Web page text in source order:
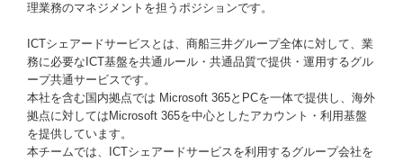
理業務のマネジメントを担うポジションです。
ICTシェアードサービスとは、商船三井グループ全体に対して、業
務に必要なICT基盤を共通ルール・共通品質で提供・運用するグル
ープ共通サービスです。
本社を含む国内拠点では Microsoft 365とPCを一体で提供し、海外
拠点に対してはMicrosoft 365を中心としたアカウント・利用基盤
を提供しています。
本チームでは、ICTシェアードサービスを利用するグループ会社を